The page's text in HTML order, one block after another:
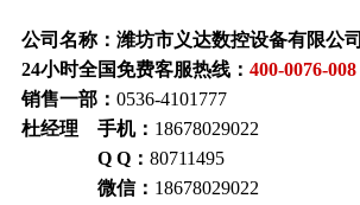
公司名称：潍坊市义达数控设备有限公司
24小时全国免费客服热线： 400-0076-008
销售一部： 0536-4101777
杜经理 手机： 18678029022
Q Q： 80711495
微信： 18678029022